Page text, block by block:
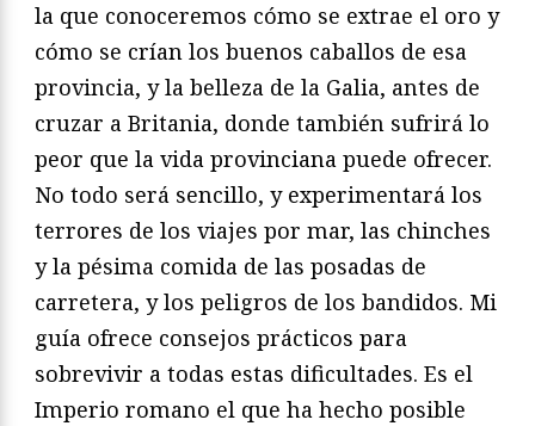
la que conoceremos cómo se extrae el oro y
cómo se crían los buenos caballos de esa
provincia, y la belleza de la Galia, antes de
cruzar a Britania, donde también sufrirá lo
peor que la vida provinciana puede ofrecer.
No todo será sencillo, y experimentará los
terrores de los viajes por mar, las chinches
y la pésima comida de las posadas de
carretera, y los peligros de los bandidos. Mi
guía ofrece consejos prácticos para
sobrevivir a todas estas dificultades. Es el
Imperio romano el que ha hecho posible